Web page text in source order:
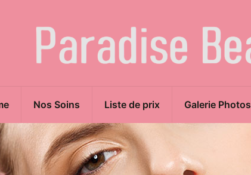
Nos Soins Liste de prix Galerie Photos